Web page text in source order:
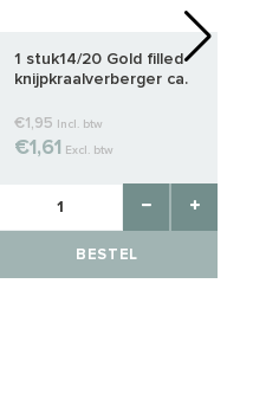
1 stuk14/20 Gold filled
knijpkraalverberger ca.
€1,95 Incl. btw
€1,61 Excl. btw
BESTEL